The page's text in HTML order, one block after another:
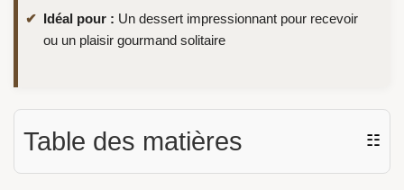
Idéal pour : Un dessert impressionnant pour recevoir
ou un plaisir gourmand solitaire
Table des matières ☷